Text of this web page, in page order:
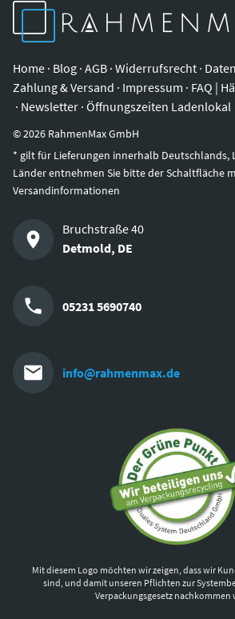
Home · Blog · AGB · Widerrufsrecht ·
Zahlung & Versand · Impressum · FAQ |
· Newsletter · Öffnungszeiten Ladenlokal
©2026 RahmenMax GmbH
* gilt für Lieferungen innerhalb Deutschlands,
Länder entnehmen Sie bitte der Schaltfläche
Versandinformationen
Bruchstraße 40
Detmold, DE
05231 5690740
info@rahmenmax.de
Mit diesem Logo möchten wir zeigen, dass wir
sind, und damit unseren Pflichten zur
Verpackungsgesetz nachkommen